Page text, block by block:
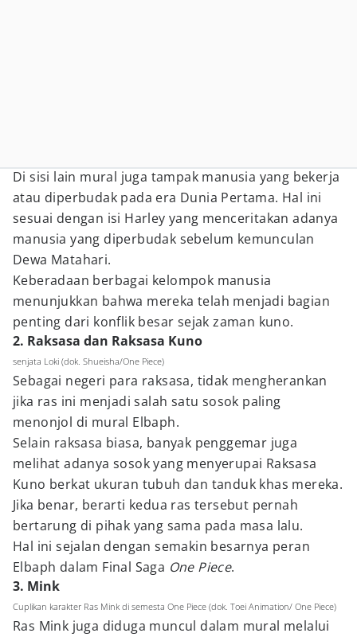
Di sisi lain mural juga tampak manusia yang bekerja
atau diperbudak pada era Dunia Pertama. Hal ini
sesuai dengan isi Harley yang menceritakan adanya
manusia yang diperbudak sebelum kemunculan
Dewa Matahari.
Keberadaan berbagai kelompok manusia
menunjukkan bahwa mereka telah menjadi bagian
penting dari konflik besar sejak zaman kuno.
2. Raksasa dan Raksasa Kuno
senjata Loki (dok. Shueisha/One Piece)
Sebagai negeri para raksasa, tidak mengherankan
jika ras ini menjadi salah satu sosok paling
menonjol di mural Elbaph.
Selain raksasa biasa, banyak penggemar juga
melihat adanya sosok yang menyerupai Raksasa
Kuno berkat ukuran tubuh dan tanduk khas mereka.
Jika benar, berarti kedua ras tersebut pernah
bertarung di pihak yang sama pada masa lalu.
Hal ini sejalan dengan semakin besarnya peran
Elbaph dalam Final Saga One Piece.
3. Mink
Cuplikan karakter Ras Mink di semesta One Piece (dok. Toei Animation/ One Piece)
Ras Mink juga diduga muncul dalam mural melalui